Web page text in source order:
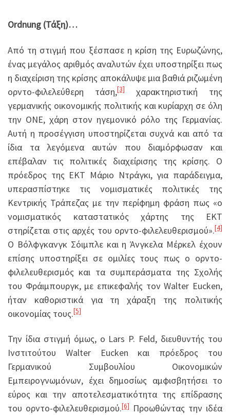
Ordnung (Τάξη)…
Από τη στιγμή που ξέσπασε η κρίση της Ευρωζώνης,
ένας μεγάλος αριθμός αναλυτών έχει υποστηρίξει πως
η διαχείριση της κρίσης αποκάλυψε μια βαθιά ριζωμένη
ορντο-φιλελεύθερη τάση,[3]
χαρακτηριστική της
γερμανικής οικονομικής πολιτικής και κυρίαρχη σε όλη
την ΟΝΕ, χάρη στον ηγεμονικό ρόλο της Γερμανίας.
Αυτή η προσέγγιση υποστηρίζεται συχνά και από τα
ίδια τα λεγόμενα αυτών που διαμόρφωσαν και
επέβαλαν τις πολιτικές διαχείρισης της κρίσης. Ο
πρόεδρος της ΕΚΤ Μάριο Ντράγκι, για παράδειγμα,
υπερασπίστηκε τις νομισματικές πολιτικές της
Κεντρικής Τράπεζας με την περίφημη φράση πως «ο
νομισματικός καταστατικός χάρτης της ΕΚΤ
στηρίζεται στις αρχές του ορντο-φιλελευθερισμού».[4]
Ο Βόλφγκανγκ Σόιμπλε και η Άνγκελα Μέρκελ έχουν
επίσης υποστηρίξει σε ομιλίες τους πως ο ορντο-
φιλελευθερισμός και τα συμπεράσματα της Σχολής
του Φράιμπουργκ, με επικεφαλής τον Walter Eucken,
ήταν καθοριστικά για τη χάραξη της πολιτικής
οικονομίας τους.[5]
Την ίδια στιγμή όμως, ο Lars P. Feld, διευθυντής του
Ινστιτούτου Walter Eucken και πρόεδρος του
Γερμανικού Συμβουλίου Οικονομικών
Εμπειρογνωμόνων, έχει δημοσίως αμφισβητήσει το
εύρος και την αποτελεσματικότητα της επίδρασης
του ορντο-φιλελευθερισμού.[6] Προωθώντας την ιδέα